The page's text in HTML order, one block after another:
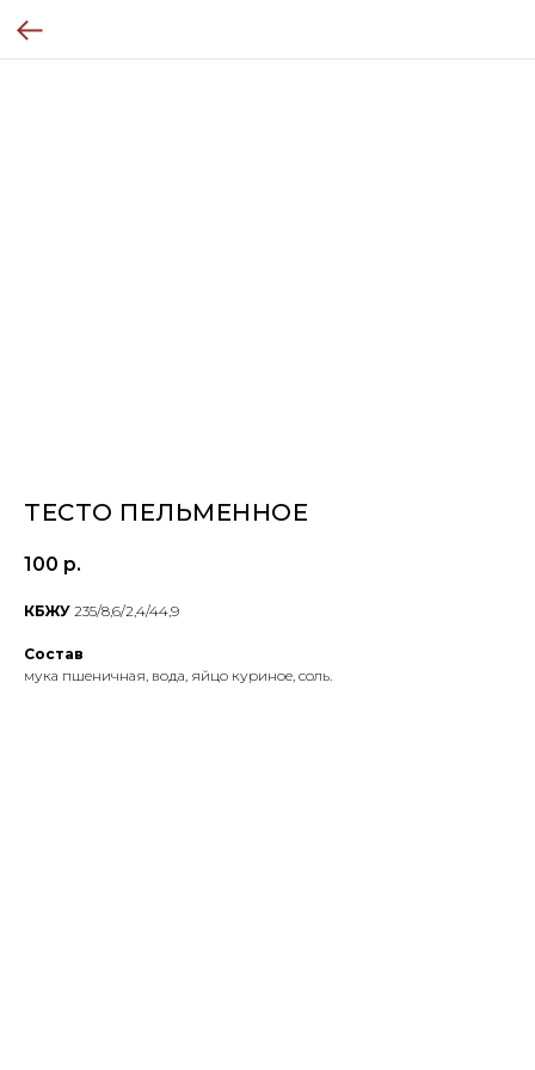
ТЕСТО ПЕЛЬМЕННОЕ
100 р.
КБЖУ 235/8,6/2,4/44,9
Состав
мука пшеничная, вода, яйцо куриное, соль.